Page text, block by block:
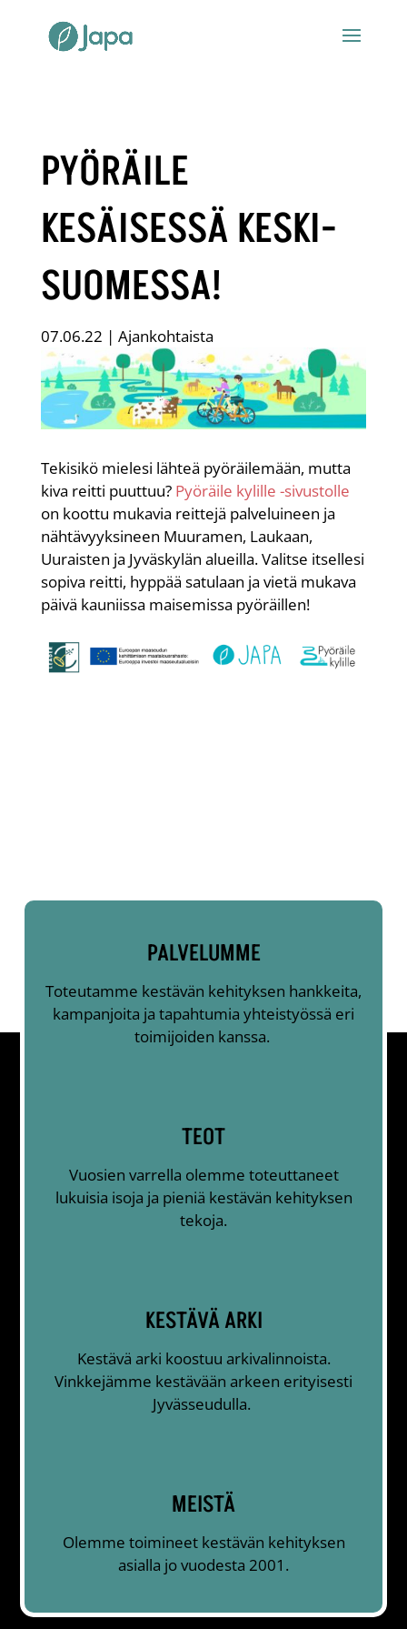
PYÖRÄILE
KESÄISESSÄ KESKI-
SUOMESSA!
07.06.22 | Ajankohtaista
Tekisikö mielesi lähteä pyöräilemään, mutta
kiva reitti puuttuu? Pyöräile kylille -sivustolle
on koottu mukavia reittejä palveluineen ja
nähtävyyksineen Muuramen, Laukaan,
Uuraisten ja Jyväskylän alueilla. Valitse itsellesi
sopiva reitti, hyppää satulaan ja vietä mukava
päivä kauniissa maisemissa pyöräillen!
PALVELUMME
Toteutamme kestävän kehityksen hankkeita,
kampanjoita ja tapahtumia yhteistyössä eri
toimijoiden kanssa.
TEOT
Vuosien varrella olemme toteuttaneet
lukuisia isoja ja pieniä kestävän kehityksen
tekoja.
KESTÄVÄ ARKI
Kestävä arki koostuu arkivalinnoista.
Vinkkejämme kestävään arkeen erityisesti
Jyvässeudulla.
MEISTÄ
Olemme toimineet kestävän kehityksen
asialla jo vuodesta 2001.